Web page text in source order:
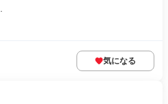
気になる